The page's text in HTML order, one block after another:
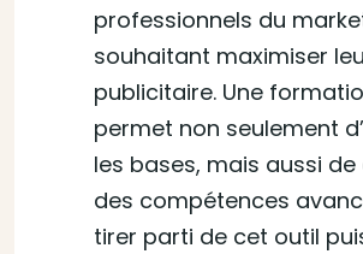
professionnels du
souhaitant maximiser
publicitaire. Une
permet non seulement
les bases, mais aussi
des compétences
tirer parti de cet outil